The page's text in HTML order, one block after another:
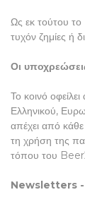
Ως εκ τούτου το
τυχόν ζημίες ή
Οι
Το κοινό
Ελληνικού,
απέχει από
τη χρήση της
τόπου του
Newsletters -